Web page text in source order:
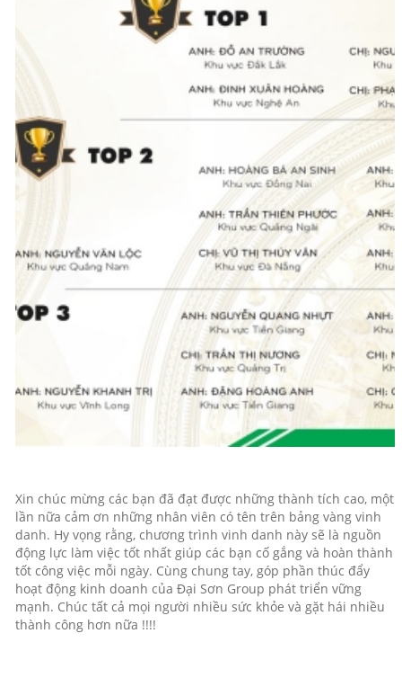
Xin chúc mừng các bạn đã đạt được những thành tích cao, một
lần nữa cảm ơn những nhân viên có tên trên bảng vàng vinh
danh. Hy vọng rằng, chương trình vinh danh này sẽ là nguồn
động lực làm việc tốt nhất giúp các bạn cố gắng và hoàn thành
tốt công việc mỗi ngày. Cùng chung tay, góp phần thúc đẩy
hoạt động kinh doanh của Đại Sơn Group phát triển vững
mạnh. Chúc tất cả mọi người nhiều sức khỏe và gặt hái nhiều
thành công hơn nữa !!!!